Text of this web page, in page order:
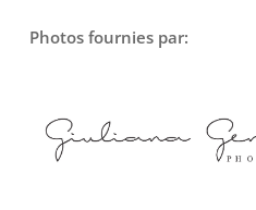
Photos fournies par: